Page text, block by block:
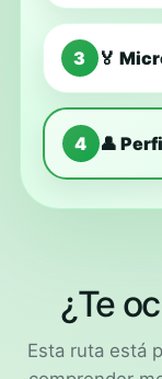
3 🏅
4 👤
¿Te
Esta ruta está